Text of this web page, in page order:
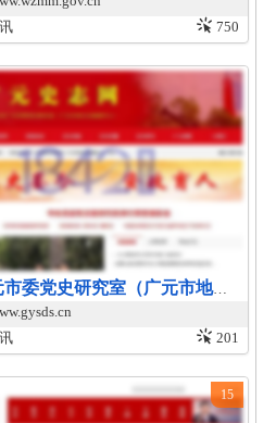
750
中共广元市委党史研究室（广元市地方志编纂中心）官网
201
15